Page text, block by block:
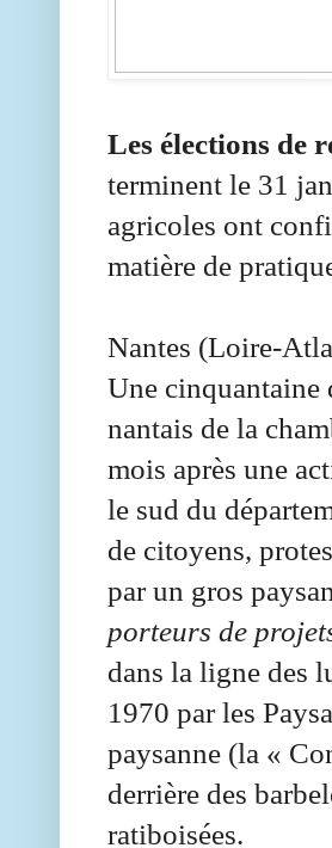
Les élections de
terminent le 31
agricoles ont
matière de
Nantes (Loire-
Une cinquantaine
nantais de la
mois après une
le sud du
de citoyens,
par un gros
porteurs de
dans la ligne des
1970 par les
paysanne (la «
derrière des
ratiboisées.